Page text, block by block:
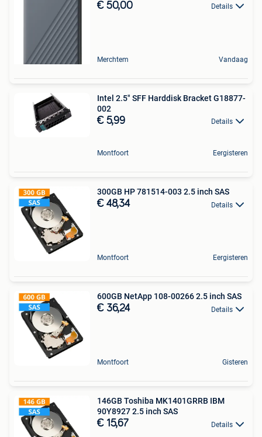
€ 50,00 Details
Merchtem Vandaag
Intel 2.5" SFF Harddisk Bracket G18877-
002
€ 5,99 Details
Montfoort Eergisteren
300GB HP 781514-003 2.5 inch SAS
€ 48,34 Details
Montfoort Eergisteren
600GB NetApp 108-00266 2.5 inch SAS
€ 36,24 Details
Montfoort Gisteren
146GB Toshiba MK1401GRRB IBM
90Y8927 2.5 inch SAS
€ 15,67 Details